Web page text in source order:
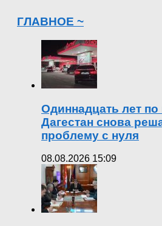
ГЛАВНОЕ ~
Одиннадцать лет по
Дагестан снова
проблему с нуля
08.08.2026 15:09